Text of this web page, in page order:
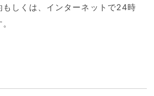
もしくは、インターネットで24時